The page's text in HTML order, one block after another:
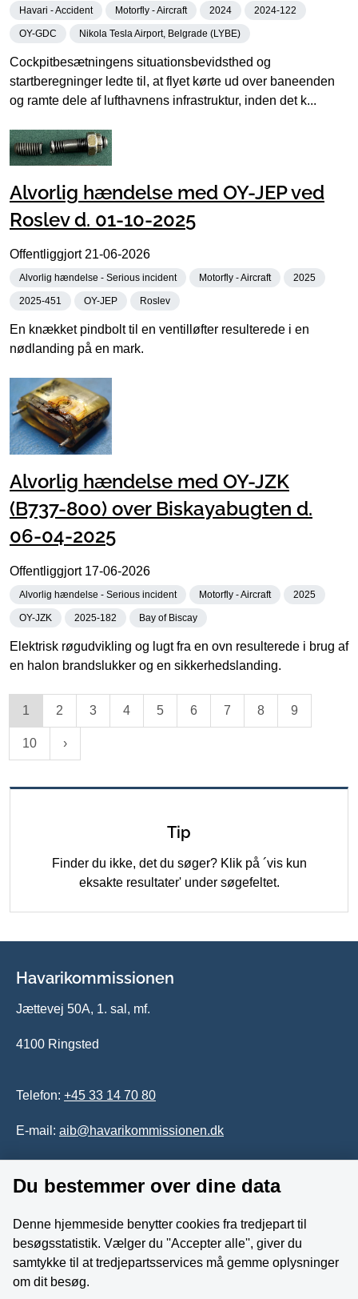
Havari - Accident Motorfly - Aircraft 2024 2024-122
OY-GDC Nikola Tesla Airport, Belgrade (LYBE)
Cockpitbesætningens situationsbevidsthed og
startberegninger ledte til, at flyet kørte ud over baneenden
og ramte dele af lufthavnens infrastruktur, inden det k...
Alvorlig hændelse med OY-JEP ved
Roslev d. 01-10-2025
Offentliggjort 21-06-2026
Alvorlig hændelse - Serious incident Motorfly - Aircraft 2025
2025-451 OY-JEP Roslev
En knækket pindbolt til en ventilløfter resulterede i en
nødlanding på en mark.
Alvorlig hændelse med OY-JZK
(B737-800) over Biskayabugten d.
06-04-2025
Offentliggjort 17-06-2026
Alvorlig hændelse - Serious incident Motorfly - Aircraft 2025
OY-JZK 2025-182 Bay of Biscay
Elektrisk røgudvikling og lugt fra en ovn resulterede i brug af
en halon brandslukker og en sikkerhedslanding.
1 2 3 4 5 6 7 8 9
10
Tip
Finder du ikke, det du søger? Klik på ´vis kun
eksakte resultater' under søgefeltet.
Havarikommissionen
Jættevej 50A, 1. sal, mf.
4100 Ringsted
Telefon: +45 33 14 70 80
E-mail: aib@havarikommissionen.dk
Tilgængelighedserklæring
Whistleblowerordning
Følg os på YouTube
Du bestemmer over dine data
Denne hjemmeside benytter cookies fra tredjepart til
besøgsstatistik. Vælger du ''Accepter alle'', giver du
samtykke til at tredjepartsservices må gemme oplysninger
om dit besøg.